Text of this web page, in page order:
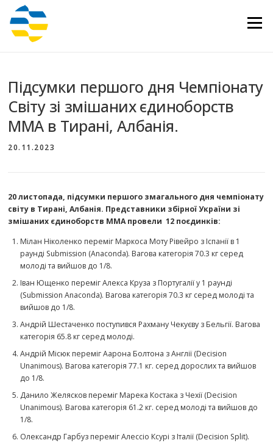
Перейти
вмісту
Меню
Підсумки першого дня Чемпіонату
Світу зі змішаних єдиноборств
ММА в Тирані, Албанія.
20.11.2023
20 листопада, підсумки першого змагального дня чемпіонату
світу в Тирані, Албанія. Представники збірної України зі
змішаних єдиноборств ММА провели 12 поєдинків:
Мілан Ніколенко переміг Маркоса Моту Рівейро з Іспанії в 1
раунді Submission (Anaconda). Вагова категорія 70.3 кг серед
молоді та вийшов до 1/8.
Іван Ющенко переміг Алекса Круза з Португалії у 1 раунді
(Submission Anaconda). Вагова категорія 70.3 кг серед молоді та
вийшов до 1/8.
Андрій Шестаченко поступився Рахману Чекуєву з Бельгії. Вагова
категорія 65.8 кг серед молоді.
Андрій Місюк переміг Аарона Болтона з Англії (Decision
Unanimous). Вагова категорія 77.1 кг. серед дорослих та вийшов
до 1/8.
Данило Желясков переміг Марека Костака з Чехії (Decision
Unanimous). Вагова категорія 61.2 кг. серед молоді та вийшов до
1/8.
Олександр Гарбуз переміг Алессіо Ксурі з Італії (Decision Split).